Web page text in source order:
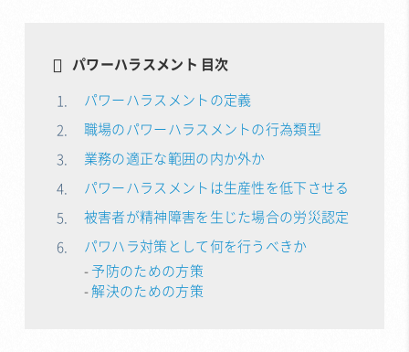
パワーハラスメント 目次
パワーハラスメントの定義
職場のパワーハラスメントの行為類型
業務の適正な範囲の内か外か
パワーハラスメントは生産性を低下させる
被害者が精神障害を生じた場合の労災認定
パワハラ対策として何を行うべきか
予防のための方策
解決のための方策